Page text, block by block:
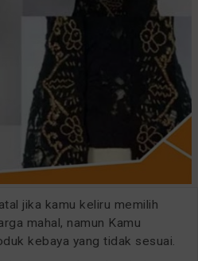
jika kamu keliru memilih
mahal, namun Kamu
kebaya yang tidak sesuai.